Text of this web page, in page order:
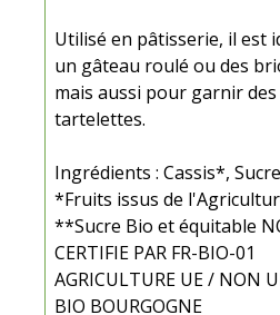
Utilisé en pâtisserie, il est
un gâteau roulé ou des
mais aussi pour garnir
tartelettes.
Ingrédients : Cassis*,
*Fruits issus de
**Sucre Bio et équitable
CERTIFIE PAR FR-BIO-01
AGRICULTURE UE / NON
BIO BOURGOGNE